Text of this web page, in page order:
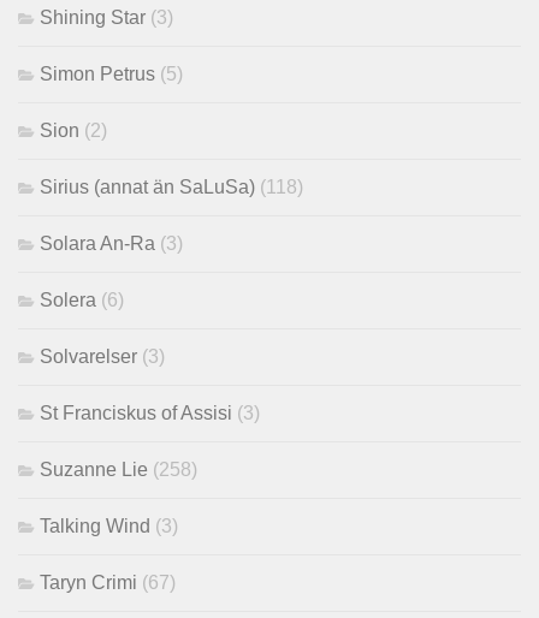
Shining Star (3)
Simon Petrus (5)
Sion (2)
Sirius (annat än SaLuSa) (118)
Solara An-Ra (3)
Solera (6)
Solvarelser (3)
St Franciskus of Assisi (3)
Suzanne Lie (258)
Talking Wind (3)
Taryn Crimi (67)